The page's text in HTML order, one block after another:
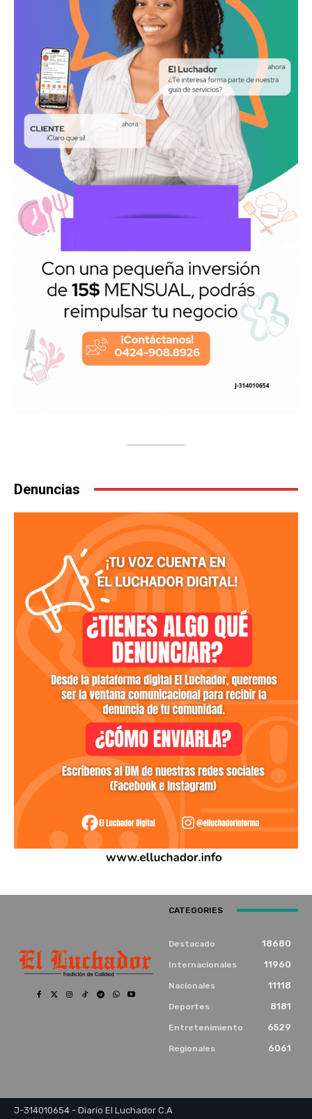
Denuncias
CATEGORIES
Destacado 18680
Internacionales 11960
Nacionales 11118
Deportes 8181
Entretenimiento 6529
Regionales 6061
J-314010654 - Diario El Luchador C.A